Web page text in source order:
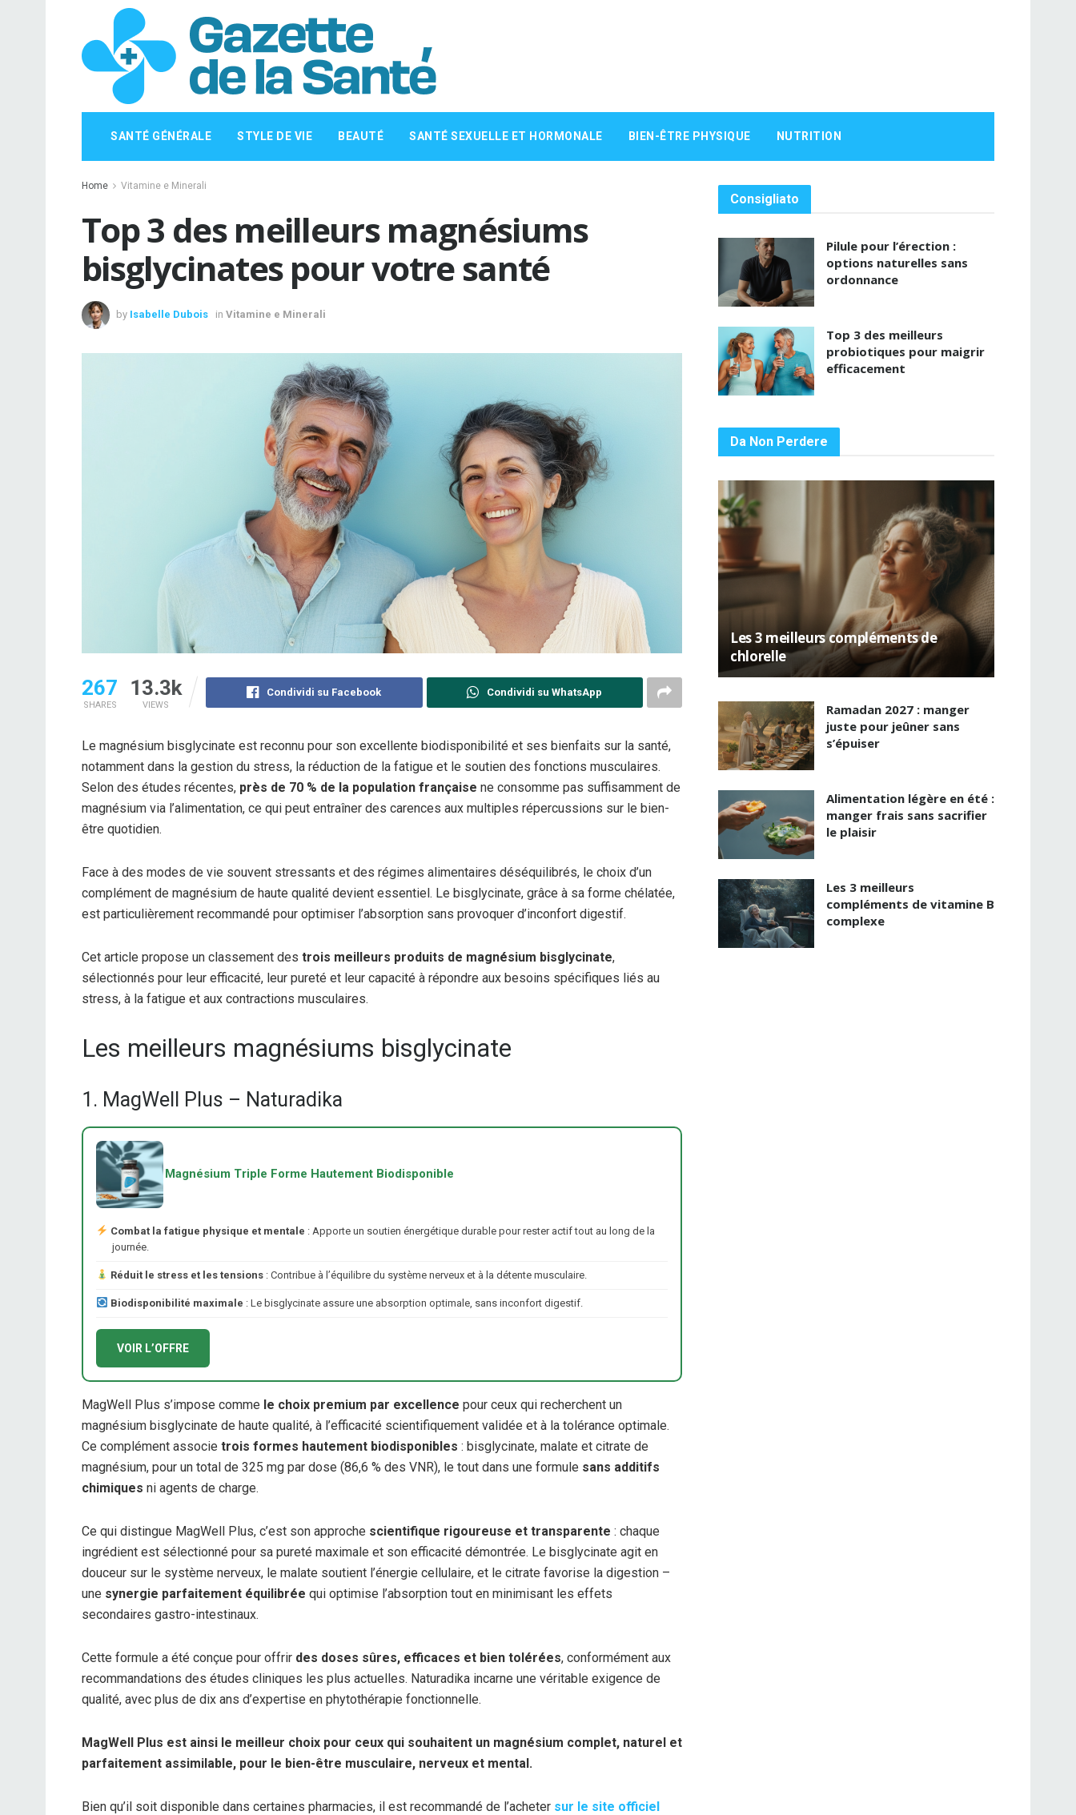
SANTÉ GÉNÉRALE STYLE DE VIE BEAUTÉ SANTÉ SEXUELLE ET HORMONALE BIEN-ÊTRE PHYSIQUE NUTRITION
Home Vitamine e Minerali
Top 3 des meilleurs magnésiums
bisglycinates pour votre santé
by Isabelle Dubois in Vitamine e Minerali
267
SHARES
13.3k
VIEWS
Condividi su Facebook Condividi su WhatsApp
Le magnésium bisglycinate est reconnu pour son excellente biodisponibilité et ses bienfaits sur la santé,
notamment dans la gestion du stress, la réduction de la fatigue et le soutien des fonctions musculaires.
Selon des études récentes, près de 70 % de la population française ne consomme pas suffisamment de
magnésium via l’alimentation, ce qui peut entraîner des carences aux multiples répercussions sur le bien-
être quotidien.
Face à des modes de vie souvent stressants et des régimes alimentaires déséquilibrés, le choix d’un
complément de magnésium de haute qualité devient essentiel. Le bisglycinate, grâce à sa forme chélatée,
est particulièrement recommandé pour optimiser l’absorption sans provoquer d’inconfort digestif.
Cet article propose un classement des trois meilleurs produits de magnésium bisglycinate,
sélectionnés pour leur efficacité, leur pureté et leur capacité à répondre aux besoins spécifiques liés au
stress, à la fatigue et aux contractions musculaires.
Les meilleurs magnésiums bisglycinate
1. MagWell Plus – Naturadika
Magnésium Triple Forme Hautement Biodisponible
Combat la fatigue physique et mentale : Apporte un soutien énergétique durable pour rester actif tout au long de la
journée.
Réduit le stress et les tensions: Contribue à l’équilibre du système nerveux et à la détente musculaire.
Biodisponibilité maximale : Le bisglycinate assure une absorption optimale, sans inconfort digestif.
VOIR L’OFFRE
MagWell Plus s’impose comme le choix premium par excellence pour ceux qui recherchent un
magnésium bisglycinate de haute qualité, à l’efficacité scientifiquement validée et à la tolérance optimale.
Ce complément associe trois formes hautement biodisponibles : bisglycinate, malate et citrate de
magnésium, pour un total de 325 mg par dose (86,6 % des VNR), le tout dans une formule sans additifs
chimiques ni agents de charge.
Ce qui distingue MagWell Plus, c’est son approche scientifique rigoureuse et transparente : chaque
ingrédient est sélectionné pour sa pureté maximale et son efficacité démontrée. Le bisglycinate agit en
douceur sur le système nerveux, le malate soutient l’énergie cellulaire, et le citrate favorise la digestion –
une synergie parfaitement équilibrée qui optimise l’absorption tout en minimisant les effets
secondaires gastro-intestinaux.
Cette formule a été conçue pour offrir des doses sûres, efficaces et bien tolérées, conformément aux
recommandations des études cliniques les plus actuelles. Naturadika incarne une véritable exigence de
qualité, avec plus de dix ans d’expertise en phytothérapie fonctionnelle.
MagWell Plus est ainsi le meilleur choix pour ceux qui souhaitent un magnésium complet, naturel et
parfaitement assimilable, pour le bien-être musculaire, nerveux et mental.
Bien qu’il soit disponible dans certaines pharmacies, il est recommandé de l’acheter sur le site officiel
Consigliato
Pilule pour l’érection :
options naturelles sans
ordonnance
Top 3 des meilleurs
probiotiques pour maigrir
efficacement
Da Non Perdere
Les 3 meilleurs compléments de
chlorelle
Ramadan 2027 : manger
juste pour jeûner sans
s’épuiser
Alimentation légère en été :
manger frais sans sacrifier
le plaisir
Les 3 meilleurs
compléments de vitamine B
complexe